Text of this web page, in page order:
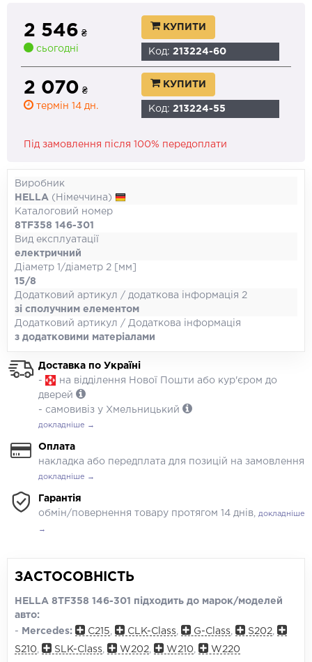
2 546 ₴
сьогодні
КУПИТИ
Код: 213224-60
2 070 ₴
термін 14 дн.
КУПИТИ
Код: 213224-55
Під замовлення після 100% передоплати
Виробник
HELLA (Німеччина)
Каталоговий номер
8TF358 146-301
Вид експлуатації
електричний
Діаметр 1/діаметр 2 [мм]
15/8
Додатковий артикул / додаткова інформація 2
зі сполучним елементом
Додатковий артикул / Додаткова інформація
з додатковими матеріалами
Доставка по Україні
-
на відділення Нової Пошти або кур'єром до
дверей
- самовивіз у Хмельницький
докладніше →
Оплата
накладка або передплата для позицій на замовлення
докладніше →
Гарантія
обмін/повернення товару протягом 14 днів, докладніше
→
ЗАСТОСОВНІСТЬ
HELLA 8TF358 146-301 підходить до марок/моделей
авто:
-
Mercedes: C215 CLK-Class G-Class S202
S210 SLK-Class W202 W210 W220